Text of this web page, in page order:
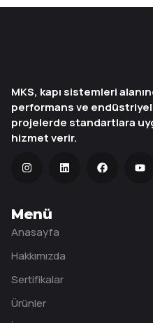
MKS, kapı sistemleri
performans ve
projelerde standartlara
hizmet verir.
Menü
Anasayfa
Hakkımızda
Sertifikalar
Ürünler